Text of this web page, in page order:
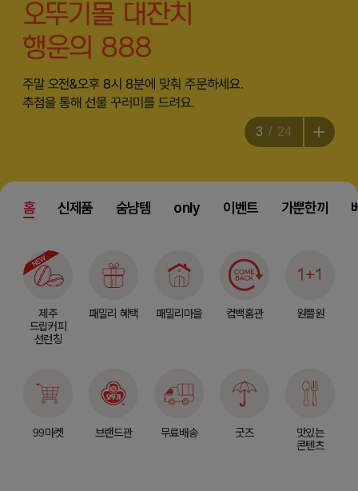
3 24
홈 신제품 숨냠템 only 이벤트 가뿐한끼
제주
드립커피
선런칭
패밀리 혜택 패밀리마을 컴백홈관 원쁠원
99마켓 브랜드관 무료배송 굿즈
맛있는
콘텐츠